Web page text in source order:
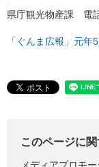
県庁観光物産課 電
「ぐんま広報」元
このページに